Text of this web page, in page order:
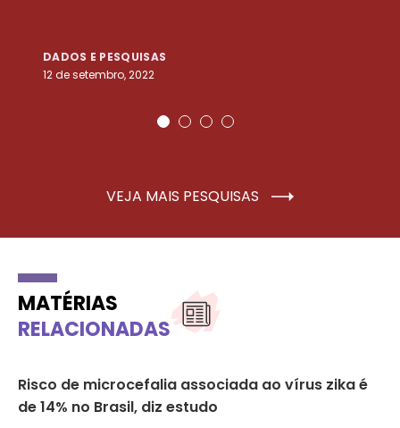
DADOS E PESQUISAS
12 de setembro, 2022
VEJA MAIS PESQUISAS
MATÉRIAS
RELACIONADAS
Risco de microcefalia associada ao vírus zika é
de 14% no Brasil, diz estudo